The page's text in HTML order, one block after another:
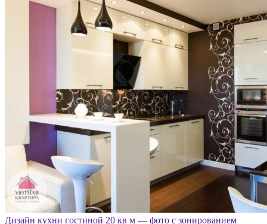
Дизайн кухни гостиной 20 кв м — фото с зонированием